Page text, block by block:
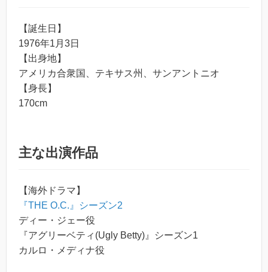
【誕生日】
1976年1月3日
【出身地】
アメリカ合衆国、テキサス州、サンアントニオ
【身長】
170cm
主な出演作品
【海外ドラマ】
『THE O.C.』シーズン2
ディー・ジェー役
『アグリーベティ(Ugly Betty)』シーズン1
カルロ・メディナ役